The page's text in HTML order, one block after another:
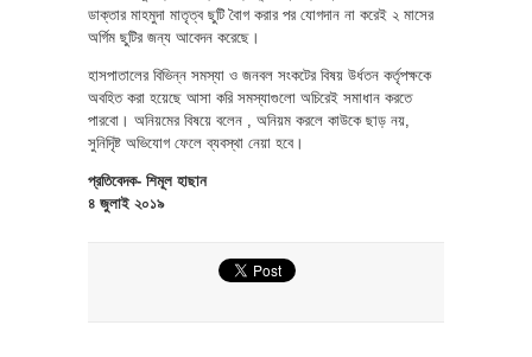
ডাক্তার মাহমুদা মাতৃত্ব ছুটি বৈাগ করার পর যোগদান না করেই ২ মাসের
অর্গিম ছুটির জন্য আবেদন করেছে।
হাসপাতালের বিভিন্ন সমস্যা ও জনবল সংকটের বিষয় উর্ধতন কর্তৃপক্ষকে
অবহিত করা হয়েছে আসা করি সমস্যাগুলো অচিরেই সমাধান করতে
পারবো। অনিয়মের বিষয়ে বলেন , অনিয়ম করলে কাউকে ছাড় নয়,
সুনিদিৃষ্ট অভিযোগ ফেলে ব্যবস্থা নেয়া হবে।
প্রতিবেদক- শিমূল হাছান
৪ জুলাই ২০১৯